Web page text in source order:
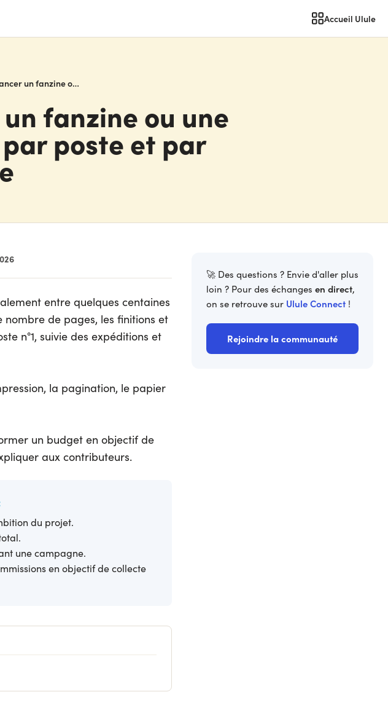
Accueil Ulule
Combien coûte lancer un fanzine ou une revue ? Budget type par poste et par tirage
fanzine ou une
poste et par
entre quelques centaines
nombre de pages, les finitions et
n°1, suivie des expéditions et
la pagination, le papier
un budget en objectif de
aux contributeurs.
du projet.
une campagne.
en objectif de collecte
🚀 Des questions ? Envie d'aller plus
loin ? Pour des échanges en direct,
on se retrouve sur Ulule Connect !
Rejoindre la communauté